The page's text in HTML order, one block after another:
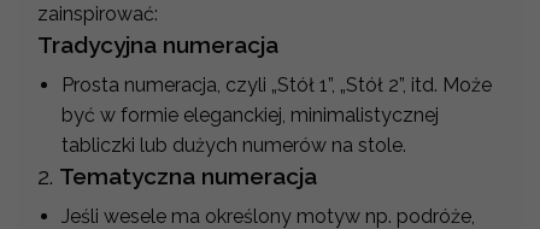
zainspirować:
Tradycyjna numeracja
Prosta numeracja, czyli „Stół 1”, „Stół 2”, itd. Może
być w formie eleganckiej, minimalistycznej
tabliczki lub dużych numerów na stole.
2. Tematyczna numeracja
Jeśli wesele ma określony motyw np. podróże,